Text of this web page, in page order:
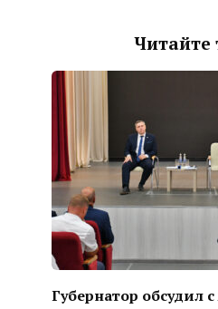
Читайте
Губернатор обсудил